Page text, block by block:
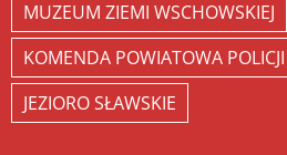
MUZEUM ZIEMI WSCHOWSKIEJ
KOMENDA POWIATOWA
JEZIORO SŁAWSKIE